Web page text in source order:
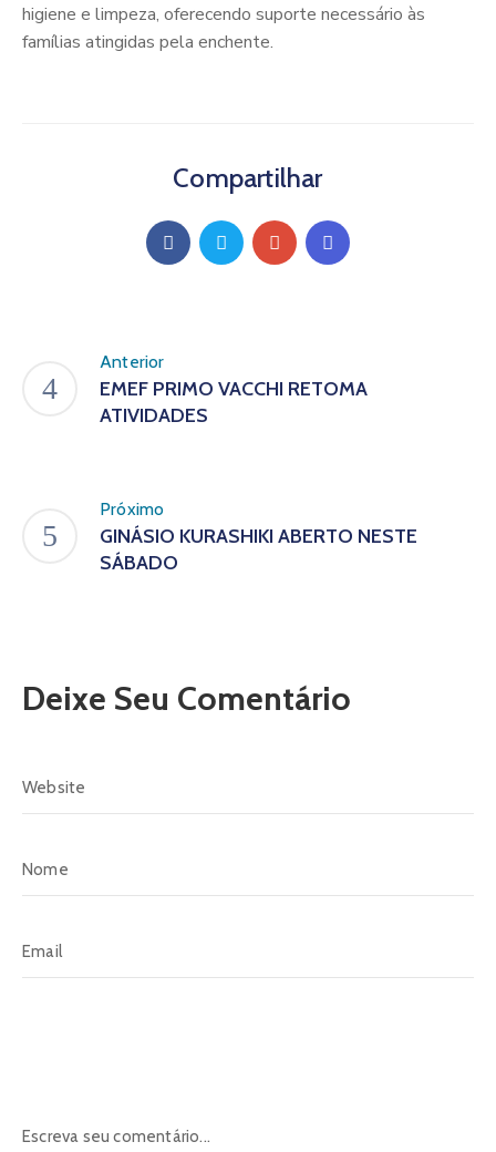
higiene e limpeza, oferecendo suporte necessário às
famílias atingidas pela enchente.
Compartilhar
Anterior
EMEF PRIMO VACCHI RETOMA
ATIVIDADES
Próximo
GINÁSIO KURASHIKI ABERTO NESTE
SÁBADO
Deixe Seu Comentário